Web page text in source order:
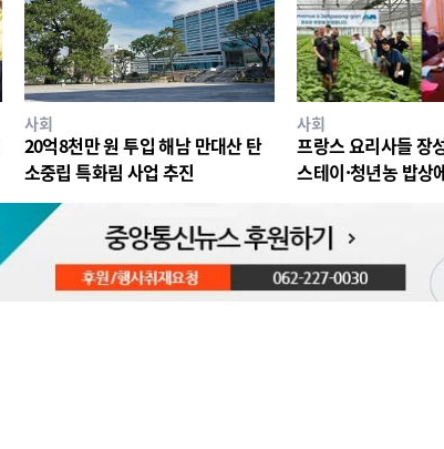
사회
20억8천만 원 투입 해남 만대산 탄
소중립 특화림 사업 추진
사회
프랑스 요리사들 장
스테이·청년농 밥상